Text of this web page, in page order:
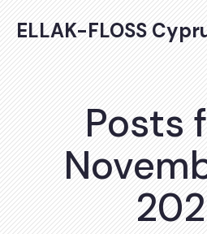
ELLAK-FLOSS
Posts